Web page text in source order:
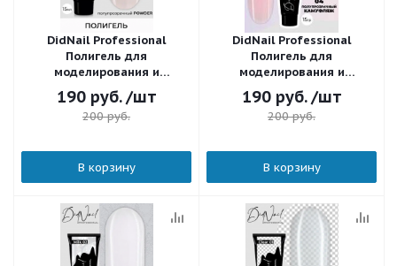
DidNail Professional
Полигель для
моделирования и
наращивания 05 15 г.
190руб. /шт
200руб.
В корзину
DidNail Professional
Полигель для
моделирования и
наращивания 04 15 г.
190руб. /шт
200руб.
В корзину